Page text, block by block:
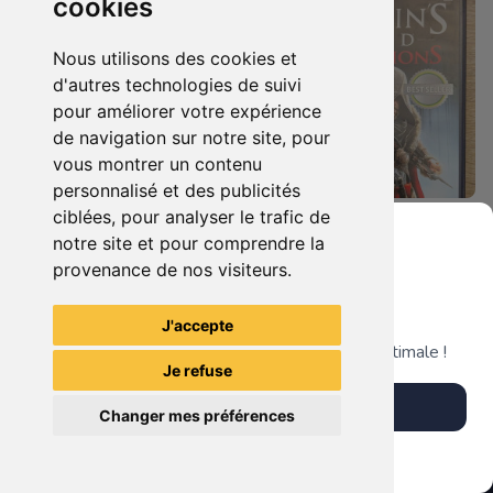
cookies
Nous utilisons des cookies et
d'autres technologies de suivi
pour améliorer votre expérience
de navigation sur notre site, pour
vous montrer un contenu
personnalisé et des publicités
ciblées, pour analyser le trafic de
notre site et pour comprendre la
provenance de nos visiteurs.
J'accepte
Je refuse
Changer mes préférences
7.90 € 0
Duo : The Elder Scrolls Iv - Oblivion + Bioshock Xbox 360
4.90 €
TheGamingR83
Grenier du Geek
Télécharge notre app pour une expérience optimale !
Télécharger l'app